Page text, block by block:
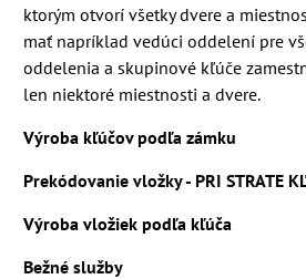
ktorým otvorí všetky dvere a
mať napríklad vedúci oddelení pre
oddelenia a skupinové kľúče
len niektoré miestnosti a dvere.
Výroba kľúčov podľa zámku
Prekódovanie vložky - PRI STRATE
Výroba vložiek podľa kľúča
Bežné služby